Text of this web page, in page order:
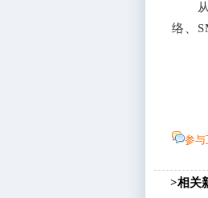
从周
络、
参与
>相关